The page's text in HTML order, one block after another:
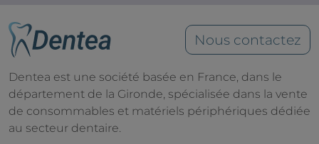
Nous contactez
Dentea est une société basée en France, dans le
département de la Gironde, spécialisée dans la vente
de consommables et matériels périphériques dédiée
au secteur dentaire.